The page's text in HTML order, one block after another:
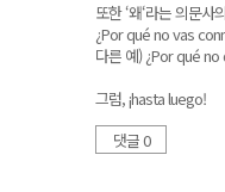
또한 ‘왜‘라는 의문
¿Por qué no vas
다른 예) ¿Por qué
그럼, ¡hasta luego!
댓글 0